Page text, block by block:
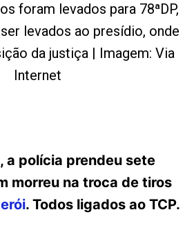
foram levados para 78ªDP,
levados ao presídio, onde
da justiça | Imagem: Via
Internet
a polícia prendeu sete
morreu na troca de tiros
. Todos ligados ao TCP.